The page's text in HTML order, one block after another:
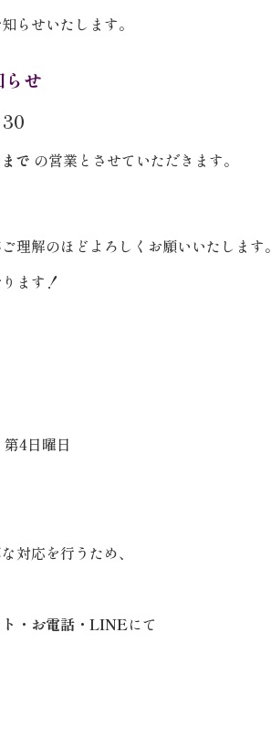
らせいたします。
らせ
で の営業とさせていただきます。
理解のほどよろしくお願いいたします。
ます！
4日曜日
対応を行うため、
・お電話・LINEにて